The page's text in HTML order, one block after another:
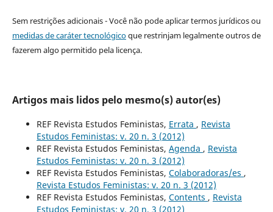
Sem restrições adicionais - Você não pode aplicar termos jurídicos ou
medidas de caráter tecnológicoque restrinjam legalmente outros de
fazerem algo permitido pela licença.
Artigos mais lidos pelo mesmo(s) autor(es)
REF Revista Estudos Feministas, Errata , Revista
Estudos Feministas: v. 20 n. 3 (2012)
REF Revista Estudos Feministas, Agenda , Revista
Estudos Feministas: v. 20 n. 3 (2012)
REF Revista Estudos Feministas, Colaboradoras/es ,
Revista Estudos Feministas: v. 20 n. 3 (2012)
REF Revista Estudos Feministas, Contents , Revista
Estudos Feministas: v. 20 n. 3 (2012)